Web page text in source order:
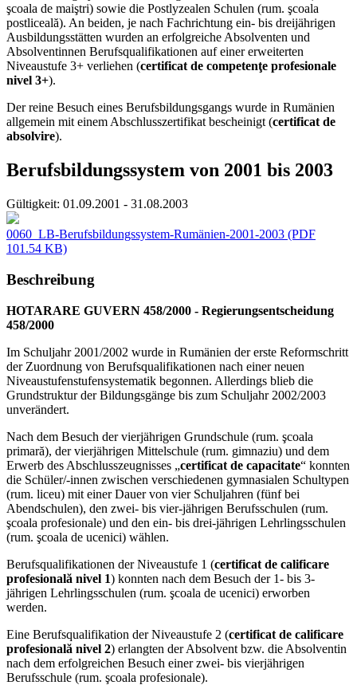
şcoala de maiştri) sowie die Postlyzealen Schulen (rum. şcoala
postliceală). An beiden, je nach Fachrichtung ein- bis dreijährigen
Ausbildungsstätten wurden an erfolgreiche Absolventen und
Absolventinnen Berufsqualifikationen auf einer erweiterten
Niveaustufe 3+ verliehen (certificat de competenţe profesionale
nivel 3+).
Der reine Besuch eines Berufsbildungsgangs wurde in Rumänien
allgemein mit einem Abschlusszertifikat bescheinigt (certificat de
absolvire).
Berufsbildungssystem von 2001 bis 2003
Gültigkeit: 01.09.2001 - 31.08.2003
0060_LB-Berufsbildungssystem-Rumänien-2001-2003 (PDF
101.54 KB)
Beschreibung
HOTARARE GUVERN 458/2000 - Regierungsentscheidung
458/2000
Im Schuljahr 2001/2002 wurde in Rumänien der erste Reformschritt
der Zuordnung von Berufsqualifikationen nach einer neuen
Niveaustufenstufensystematik begonnen. Allerdings blieb die
Grundstruktur der Bildungsgänge bis zum Schuljahr 2002/2003
unverändert.
Nach dem Besuch der vierjährigen Grundschule (rum. şcoala
primară), der vierjährigen Mittelschule (rum. gimnaziu) und dem
Erwerb des Abschlusszeugnisses „certificat de capacitate“ konnten
die Schüler/-innen zwischen verschiedenen gymnasialen Schultypen
(rum. liceu) mit einer Dauer von vier Schuljahren (fünf bei
Abendschulen), den zwei- bis vier-jährigen Berufsschulen (rum.
şcoala profesionale) und den ein- bis drei-jährigen Lehrlingsschulen
(rum. şcoala de ucenici) wählen.
Berufsqualifikationen der Niveaustufe 1 (certificat de calificare
profesională nivel 1) konnten nach dem Besuch der 1- bis 3-
jährigen Lehrlingsschulen (rum. şcoala de ucenici) erworben
werden.
Eine Berufsqualifikation der Niveaustufe 2 (certificat de calificare
profesională nivel 2) erlangten der Absolvent bzw. die Absolventin
nach dem erfolgreichen Besuch einer zwei- bis vierjährigen
Berufsschule (rum. şcoala profesionale).